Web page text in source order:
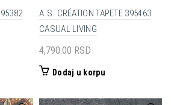
A.S. CRÉATION TAPETE 395463
CASUAL LIVING
4,790.00 RSD
Dodaj u korpu